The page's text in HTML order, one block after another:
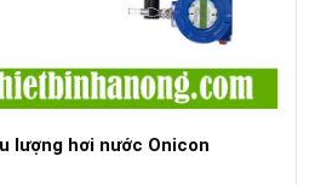
lượng hơi nước Onicon